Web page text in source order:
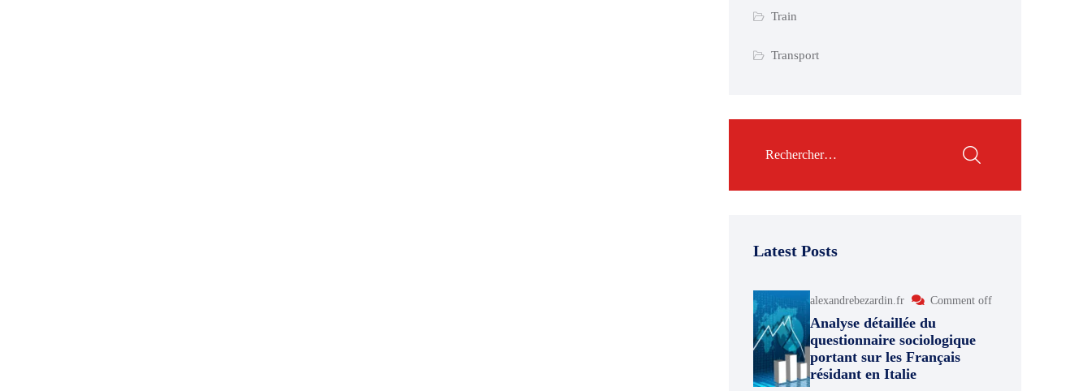
Train
Transport
Latest Posts
alexandrebezardin.fr Comment off
Analyse détaillée du
questionnaire sociologique
portant sur les Français
résidant en Italie